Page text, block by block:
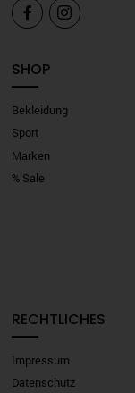
 
SHOP
Bekleidung
Sport
Marken
% Sale
RECHTLICHES
Impressum
Datenschutz